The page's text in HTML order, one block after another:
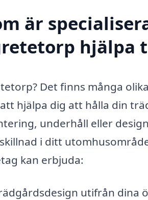
är
hjälpa
Det finns många
hjälpa dig att hålla din
underhåll eller
i ditt
kan erbjuda:
utifrån dina